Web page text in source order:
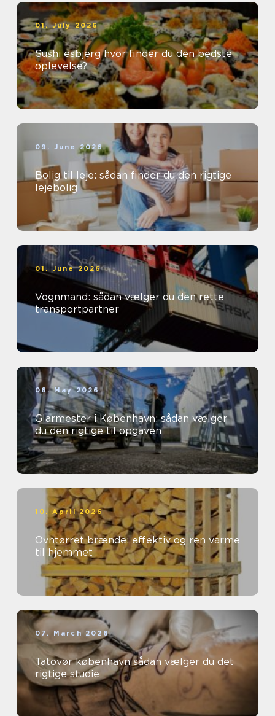
01. July 2026
Sushi esbjerg hvor finder du den bedste
oplevelse?
09. June 2026
Bolig til leje: sådan finder du den rigtige
lejebolig
01. June 2026
Vognmand: sådan vælger du den rette
transportpartner
06. May 2026
Glarmester i København: sådan vælger
du den rigtige til opgaven
10. April 2026
Ovntørret brænde: effektiv og ren varme
til hjemmet
07. March 2026
Tatovør københavn sådan vælger du det
rigtige studie